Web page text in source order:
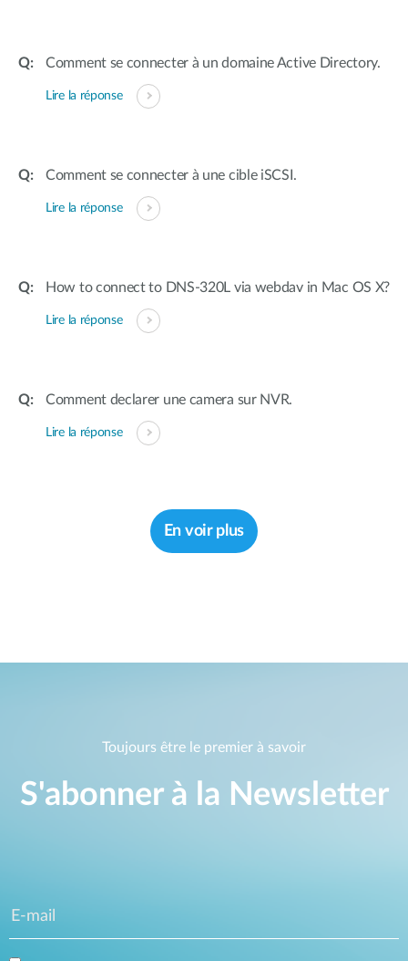
Comment se connecter à un domaine Active Directory.
Lire la réponse
Comment se connecter à une cible iSCSI.
Lire la réponse
How to connect to DNS-320L via webdav in Mac OS X?
Lire la réponse
Comment declarer une camera sur NVR.
Lire la réponse
En voir plus
Toujours être le premier à savoir
S'abonner à la Newsletter